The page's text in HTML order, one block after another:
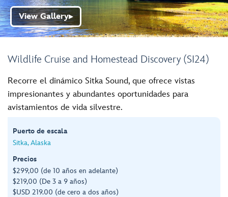
Wildlife Cruise and Homestead Discovery (SI24)
View Gallery▶
Recorre el dinámico Sitka Sound, que ofrece vistas
impresionantes y abundantes oportunidades para
avistamientos de vida silvestre.
Puerto de escala
Sitka, Alaska
Precios
$299,00 (de 10 años en adelante)
$219,00 (De 3 a 9 años)
$USD 219.00 (de cero a dos años)